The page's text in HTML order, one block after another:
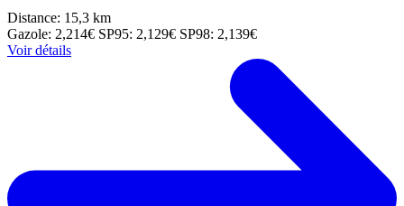
Distance: 15,3 km
Gazole: 2,214€ SP95: 2,129€ SP98: 2,139€
Voir détails